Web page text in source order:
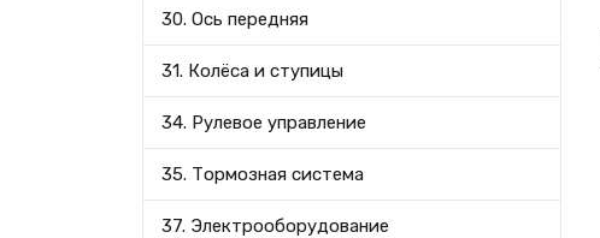
30. Ось передняя
31. Колёса и ступицы
34. Рулевое управление
35. Тормозная система
37. Электрооборудование